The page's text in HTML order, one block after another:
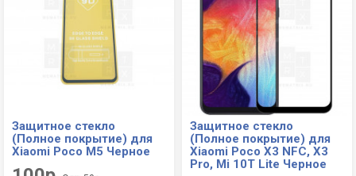
Защитное стекло
(Полное покрытие) для
Xiaomi Poco M5 Черное
Защитное стекло
(Полное покрытие) для
Xiaomi Poco X3 NFC, X3
Pro, Mi 10T Lite Черное